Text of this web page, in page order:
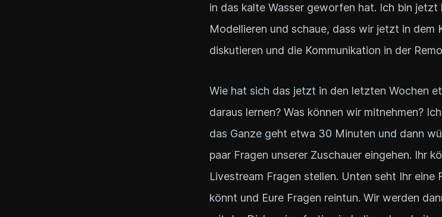
in das kalte Wasser geworfen hat. Ich bin jetzt
Modellieren und schaue, dass wir jetzt in dem
diskutieren und die Kommunikation in der
Wie hat sich das jetzt in den letzten Wochen
daraus lernen? Was können wir mitnehmen?
das Ganze geht etwa 30 Minuten und dann
paar Fragen unserer Zuschauer eingehen. Ihr
Livestream Fragen stellen. Unten seht Ihr eine
könnt und Eure Fragen reintun. Wir werden